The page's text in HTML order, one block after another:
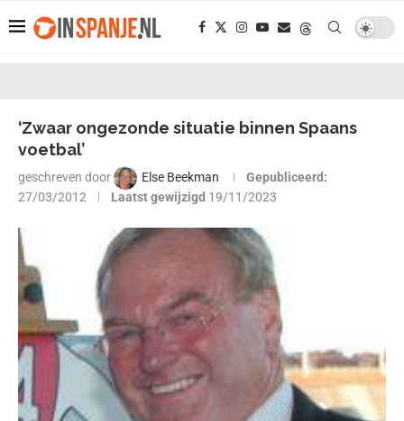
‘Zwaar ongezonde situatie binnen Spaans
voetbal’
geschreven door Else Beekman
Gepubliceerd:
27/03/2012
Laatst gewijzigd 19/11/2023